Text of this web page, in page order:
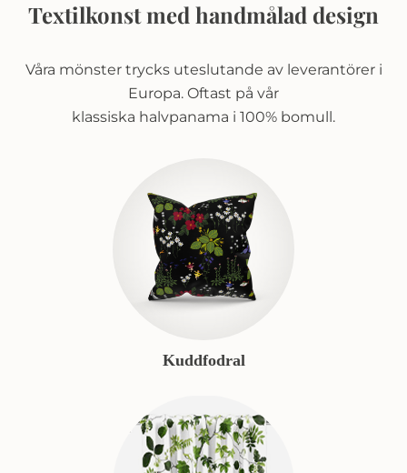
Textilkonst med handmålad design
Våra mönster trycks uteslutande av leverantörer i
Europa. Oftast på vår
klassiska halvpanama i 100% bomull.
Kuddfodral